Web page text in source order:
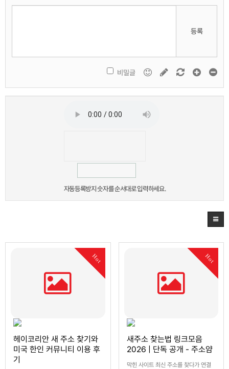
등록
비밀글
자동등록방지 숫자를 순서대로 입력하세요.
Hot
헤이코리안 새 주소 찾기와
미국 한인 커뮤니티 이용 후
기
Hot
새주소 찾는법 링크모음
2026 | 단독 공개 - 주소얌
막힌 사이트 최신 주소를 찾다가 연결